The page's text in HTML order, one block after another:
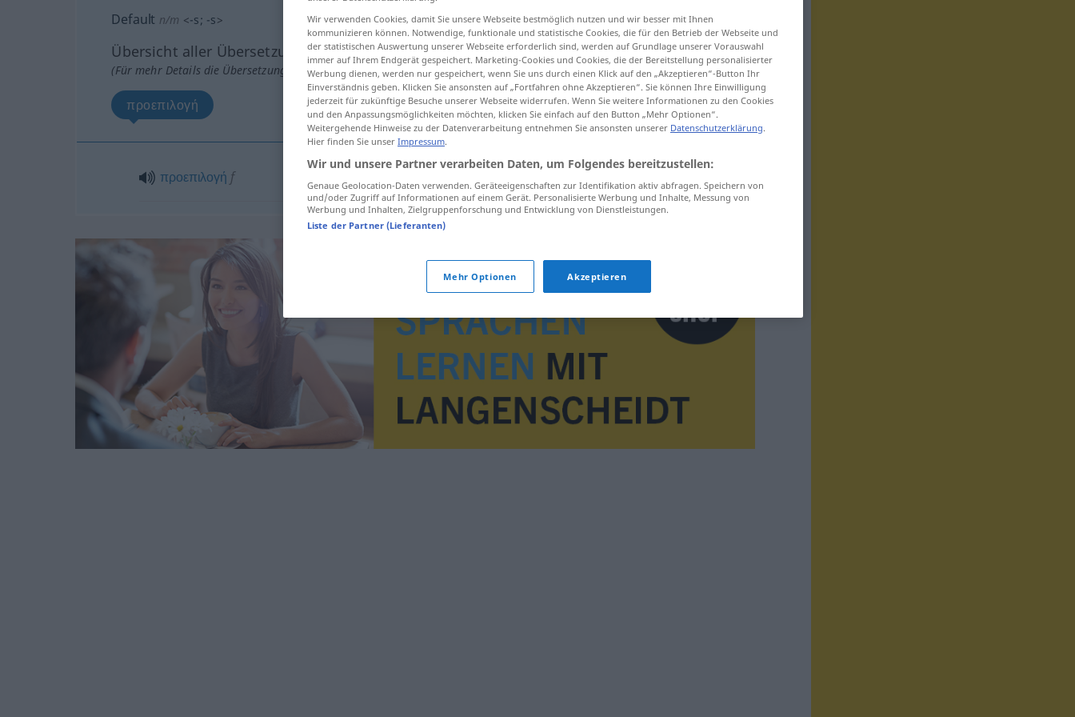
Default n/m <-s; -s>
Übersicht aller Übersetzungen
(Für mehr Details die Übersetzung anklicken/antippen)
προεπιλογή
προεπιλογή f
Wir verwenden Cookies, damit Sie unsere Webseite bestmöglich nutzen und wir besser mit Ihnen
kommunizieren können. Notwendige, funktionale und statistische Cookies, die für den Betrieb der Webseite und
der statistischen Auswertung unserer Webseite erforderlich sind, werden auf Grundlage unserer Vorauswahl
immer auf Ihrem Endgerät gespeichert. Marketing-Cookies und Cookies, die der Bereitstellung personalisierter
Werbung dienen, werden nur gespeichert, wenn Sie uns durch einen Klick auf den „Akzeptieren“-Button Ihr
Einverständnis geben. Klicken Sie ansonsten auf „Fortfahren ohne Akzeptieren“. Sie können Ihre Einwilligung
jederzeit für zukünftige Besuche unserer Webseite widerrufen. Wenn Sie weitere Informationen zu den Cookies
und den Anpassungsmöglichkeiten möchten, klicken Sie einfach auf den Button „Mehr Optionen“.
Weitergehende Hinweise zu der Datenverarbeitung entnehmen Sie ansonsten unserer Datenschutzerklärung.
Hier finden Sie unser Impressum.
Wir und unsere Partner verarbeiten Daten, um Folgendes bereitzustellen:
Genaue Geolocation-Daten verwenden. Geräteeigenschaften zur Identifikation aktiv abfragen. Speichern von
und/oder Zugriff auf Informationen auf einem Gerät. Personalisierte Werbung und Inhalte, Messung von
Werbung und Inhalten, Zielgruppenforschung und Entwicklung von Dienstleistungen.
Liste der Partner (Lieferanten)
Mehr Optionen Akzeptieren